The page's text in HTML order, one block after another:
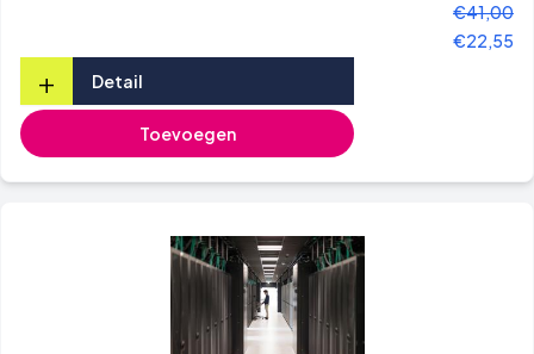
€41,00
€22,55
+ Detail
Toevoegen